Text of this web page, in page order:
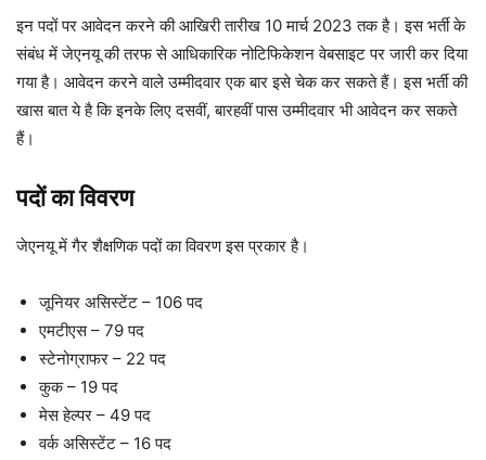
इन पदों पर आवेदन करने की आखिरी तारीख 10 मार्च 2023 तक है। इस भर्ती के
संबंध में जेएनयू की तरफ से आधिकारिक नोटिफिकेशन वेबसाइट पर जारी कर दिया
गया है। आवेदन करने वाले उम्मीदवार एक बार इसे चेक कर सकते हैं। इस भर्ती की
खास बात ये है कि इनके लिए दसवीं, बारहवीं पास उम्मीदवार भी आवेदन कर सकते
हैं।
पदों का विवरण
जेएनयू में गैर शैक्षणिक पदों का विवरण इस प्रकार है।
जूनियर असिस्टेंट – 106 पद
एमटीएस – 79 पद
स्टेनोग्राफर – 22 पद
कुक – 19 पद
मेस हेल्पर – 49 पद
वर्क असिस्टेंट – 16 पद